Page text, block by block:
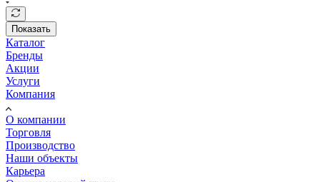
Показать
Каталог
Бренды
Акции
Услуги
Компания
О компании
Торговля
Производство
Наши объекты
Карьера